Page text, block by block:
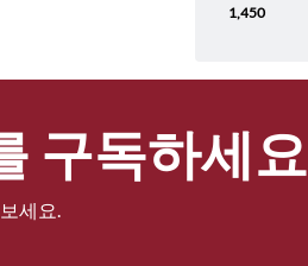
1,450
구독하세요
세요.